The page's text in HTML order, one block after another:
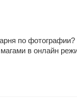
по
в онлайн